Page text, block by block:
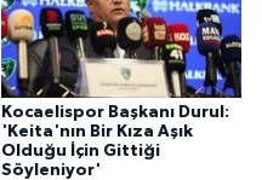
Kocaelispor Başkanı Durul:
'Keita'nın Bir Kıza Aşık
Olduğu İçin Gittiği
Söyleniyor'